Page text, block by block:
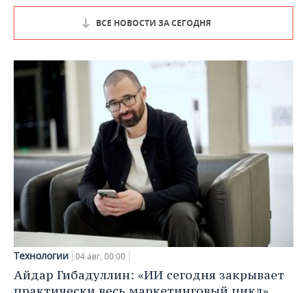
ВСЕ НОВОСТИ ЗА СЕГОДНЯ
Технологии 04 авг, 00:00
Айдар Гибадуллин: «ИИ сегодня закрывает